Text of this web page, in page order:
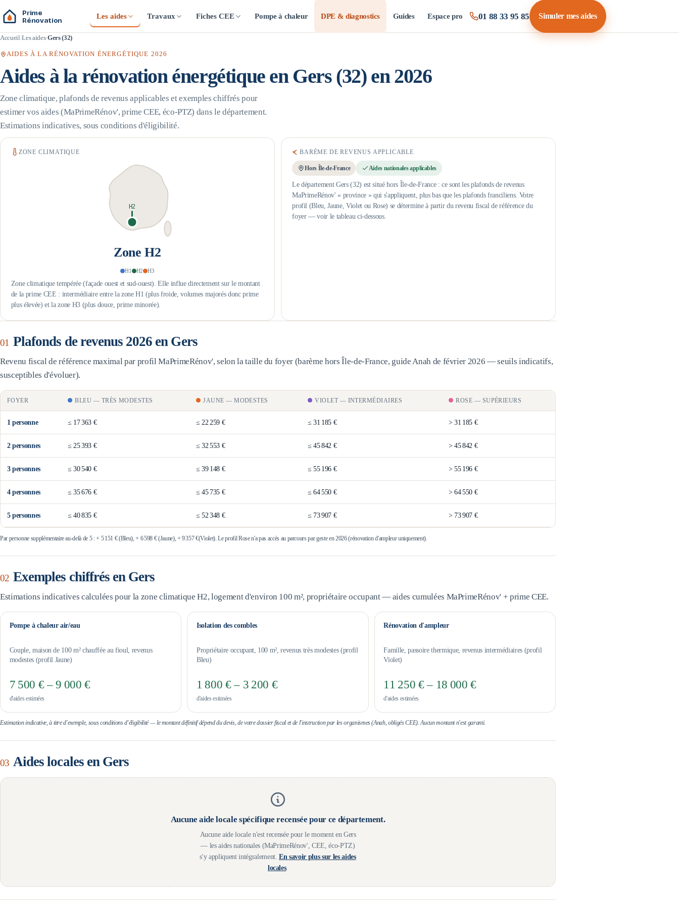
Prime
Rénovation
Les aides Travaux Fiches CEE Pompe à chaleur DPE & diagnostics Guides Espace pro 01 88 33 95 85 Simuler mes aides
Accueil Les aides Gers (32)
AIDES À LA RÉNOVATION ÉNERGÉTIQUE 2026
Aides à la rénovation énergétique en Gers(32) en 2026
Zone climatique, plafonds de revenus applicables et exemples chiffrés pour
estimer vos aides (MaPrimeRénov', prime CEE, éco-PTZ) dans le département.
Estimations indicatives, sous conditions d'éligibilité.
ZONE CLIMATIQUE
H2
ZoneH2
H1 H2 H3
Zone climatique tempérée (façade ouest et sud-ouest). Elle influe directement sur le montant
de la prime CEE : intermédiaire entre la zone H1 (plus froide, volumes majorés donc prime
plus élevée) et la zone H3 (plus douce, prime minorée).
BARÈME DE REVENUS APPLICABLE
Hors Île-de-France Aides nationales applicables
Le département Gers (32) est situé hors Île-de-France : ce sont les plafonds de revenus
MaPrimeRénov' « province » qui s'appliquent, plus bas que les plafonds franciliens. Votre
profil (Bleu, Jaune, Violet ou Rose) se détermine à partir du revenu fiscal de référence du
foyer — voir le tableau ci-dessous.
01 Plafonds de revenus 2026 en Gers
Revenu fiscal de référence maximal par profil MaPrimeRénov', selon la taille du foyer (barème hors Île-de-France, guide Anah de février 2026 — seuils indicatifs,
susceptibles d'évoluer).
FOYER BLEU — TRÈS MODESTES JAUNE — MODESTES VIOLET — INTERMÉDIAIRES ROSE — SUPÉRIEURS
1personne ≤ 17 363 € ≤22 259 € ≤31 185 € >31 185 €
2personnes ≤25 393 € ≤32 553 € ≤45 842 € >45 842 €
3personnes ≤30 540 € ≤39 148 € ≤55 196 € >55 196 €
4personnes ≤35 676 € ≤45 735 € ≤64 550 € >64 550 €
5personnes ≤40 835 € ≤52 348 € ≤ 73 907 € > 73 907 €
Par personne supplémentaire au-delà de 5 : + 5 151 €(Bleu), + 6 598 €(Jaune), + 9 357 €(Violet). Le profil Rose n'a pas accès au parcours par geste en 2026 (rénovation d'ampleur uniquement).
02 Exemples chiffrés en Gers
Estimations indicatives calculées pour la zone climatique H2, logement d'environ 100 m², propriétaire occupant — aides cumulées MaPrimeRénov' + prime CEE.
Pompe à chaleur air/eau
Couple, maison de 100 m² chauffée au fioul, revenus
modestes (profil Jaune)
7 500 € – 9 000 €
d'aides estimées
Isolation des combles
Propriétaire occupant, 100 m², revenus très modestes (profil
Bleu)
1 800 € – 3 200 €
d'aides estimées
Rénovation d'ampleur
Famille, passoire thermique, revenus intermédiaires (profil
Violet)
11 250 € – 18 000 €
d'aides estimées
Estimation indicative, à titre d'exemple, sous conditions d'éligibilité — le montant définitif dépend du devis, de votre dossier fiscal et de l'instruction par les organismes (Anah, obligés CEE). Aucun montant n'est garanti.
03 Aides locales en Gers
Aucune aide locale spécifique recensée pour ce département.
Aucune aide locale n'est recensée pour le moment en Gers
— les aides nationales (MaPrimeRénov', CEE, éco-PTZ)
s'y appliquent intégralement. En savoir plus sur les aides
locales.